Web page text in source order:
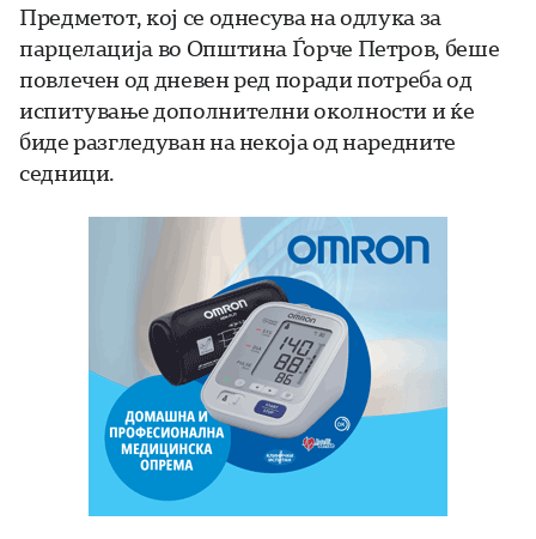
Предметот, кој се однесува на одлука за
парцелација во Општина Ѓорче Петров, беше
повлечен од дневен ред поради потреба од
испитување дополнителни околности и ќе
биде разгледуван на некоја од наредните
седници.